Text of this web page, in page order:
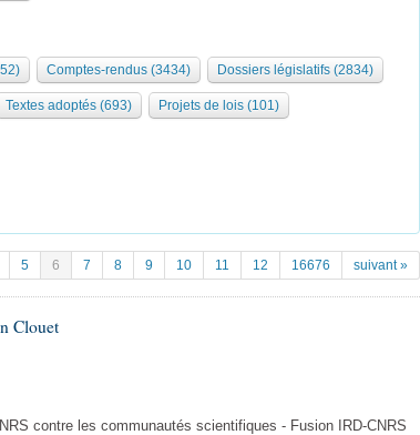
Comptes-rendus (3434) Dossiers législatifs (2834)
Textes adoptés (693) Projets de lois (101)
5 6 7 8 9 10 11 12 16676 suivant »
Clouet
contre les communautés scientifiques - Fusion IRD-CNRS